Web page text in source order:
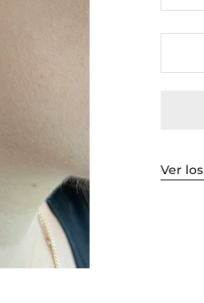
Ver